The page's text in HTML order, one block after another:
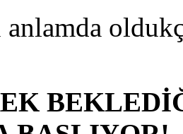
anlamda